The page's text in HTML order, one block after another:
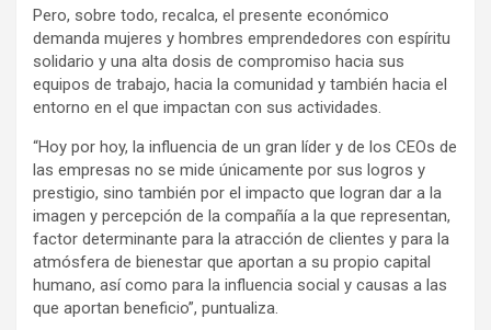
Pero, sobre todo, recalca, el presente económico
demanda mujeres y hombres emprendedores con espíritu
solidario y una alta dosis de compromiso hacia sus
equipos de trabajo, hacia la comunidad y también hacia el
entorno en el que impactan con sus actividades.
“Hoy por hoy, la influencia de un gran líder y de los CEOs de
las empresas no se mide únicamente por sus logros y
prestigio, sino también por el impacto que logran dar a la
imagen y percepción de la compañía a la que representan,
factor determinante para la atracción de clientes y para la
atmósfera de bienestar que aportan a su propio capital
humano, así como para la influencia social y causas a las
que aportan beneficio”, puntualiza.